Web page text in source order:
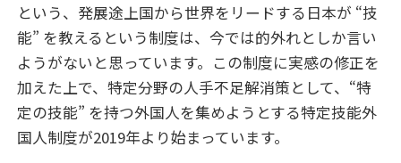
という、発展途上国から世界をリードする日本が “技
能” を教えるという制度は、今では的外れとしか言い
ようがないと思っています。この制度に実感の修正を
加えた上で、特定分野の人手不足解消策として、“特
定の技能” を持つ外国人を集めようとする特定技能外
国人制度が2019年より始まっています。